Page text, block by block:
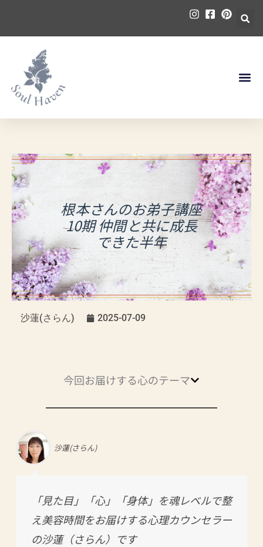
根本さんのお弟子講座
10期 仲間と共に成長
できた半年
沙蓮(さらん) 2025-07-09
今回お届けする心のテーマ
沙蓮(さらん)
「見た目」「心」「身体」を魂レベルで整
え美容時間をお届けする心理カウンセラー
の沙蓮（さらん）です